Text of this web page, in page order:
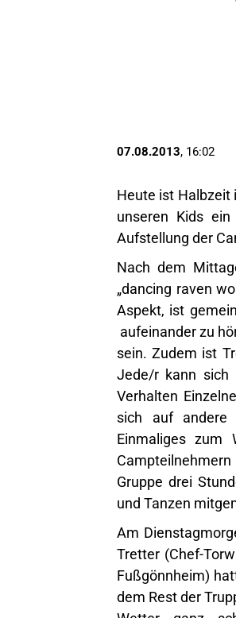
07.08.2013, 16:02
Heute ist Halbzeit
unseren Kids
Aufstellung der
Nach dem
„dancing raven
Aspekt, ist
aufeinander zu
sein. Zudem ist
Jede/r kann sich
Verhalten
sich auf andere
Einmaliges zum
Gruppe drei
und Tanzen
Am
Tretter (Chef-
Fußgönnheim)
dem Rest der